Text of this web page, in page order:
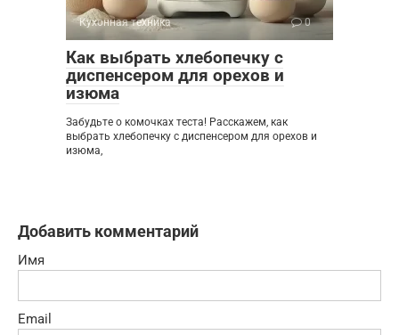
Кухонная техника 0
Как выбрать хлебопечку с
диспенсером для орехов и
изюма
Забудьте о комочках теста! Расскажем, как
выбрать хлебопечку с диспенсером для орехов и
изюма,
Добавить комментарий
Имя
Email